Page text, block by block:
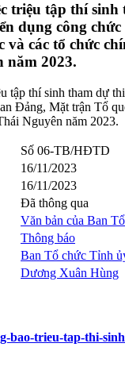
triệu tập thí
dụng công
và các tổ chức
năm 2023.
tập thí sinh tham dự
Đảng, Mặt trận Tổ
Nguyên năm 2023.
Số 06-TB/HĐTD
16/11/2023
16/11/2023
Đã thông qua
Văn bản của Ban
Thông báo
Ban Tổ chức Tỉnh
Dương Xuân Hùng
bao-trieu-tap-thi-